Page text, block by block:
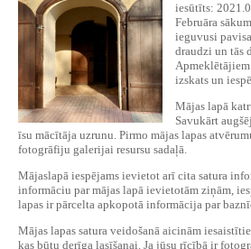
iesūtīts:
Februāra
ieguvusi
draudzi un tās
izskats un
Mājas lapā
Savukārt
īsu mācītāja uzrunu. Pirmo mājas lapas
fotogrāfiju galerijai resursu sadaļā.
Mājaslapā iespējams ievietot arī cita satura
informāciu par mājas lapā ievietotām ziņām,
lapas ir pārcelta apkopotā informācija par
Mājas lapas satura veidošanā aicinām
kas būtu derīga lasīšanai. Ja jūsu rīcībā ir